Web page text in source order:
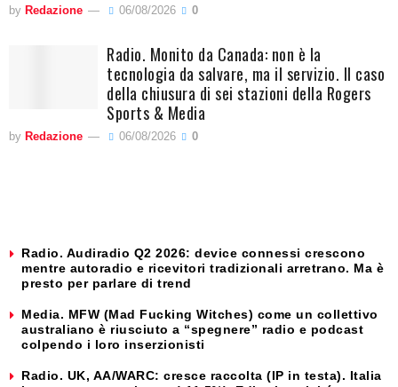
by Redazione 06/08/2026 0
Radio. Monito da Canada: non è la
tecnologia da salvare, ma il servizio. Il caso
della chiusura di sei stazioni della Rogers
Sports & Media
by Redazione 06/08/2026 0
Radio. Audiradio Q2 2026: device connessi crescono
mentre autoradio e ricevitori tradizionali arretrano. Ma è
presto per parlare di trend
Media. MFW (Mad Fucking Witches) come un collettivo
australiano è riusciuto a “spegnere” radio e podcast
colpendo i loro inserzionisti
Radio. UK, AA/WARC: cresce raccolta (IP in testa). Italia